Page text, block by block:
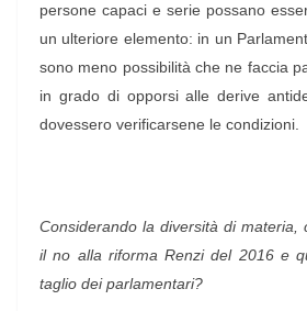
persone capaci e serie possano
un ulteriore elemento: in un
sono meno possibilità che ne faccia
in grado di opporsi alle derive
dovessero verificarsene le condizioni.
Considerando la diversità di materia,
il no alla riforma Renzi del 2016 e
taglio dei parlamentari?